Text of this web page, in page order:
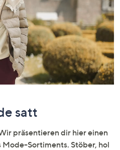
satt
präsentieren dir hier einen
Sortiments. Stöber, hol